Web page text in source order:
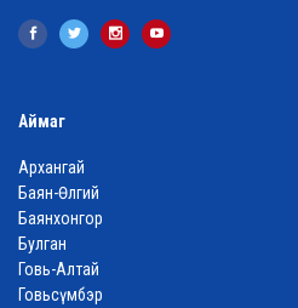
Аймаг
Архангай
Баян-Өлгий
Баянхонгор
Булган
Говь-Алтай
Говьсүмбэр